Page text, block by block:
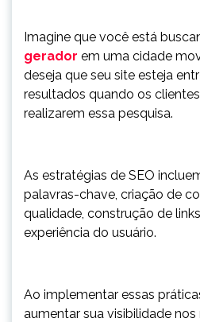
Imagine que você está
gerador em uma cidade
deseja que seu site esteja
resultados quando os
realizarem essa pesquisa.
As estratégias de SEO
palavras-chave, criação de
qualidade, construção de
experiência do usuário.
Ao implementar essas
aumentar sua visibilidade